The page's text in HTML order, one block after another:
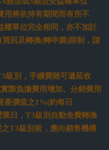
is back 日股的